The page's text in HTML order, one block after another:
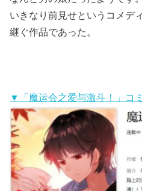
いきなり前見せというコメデ
継ぐ作品であった。
▼「魔运会之爱与激斗！」コ